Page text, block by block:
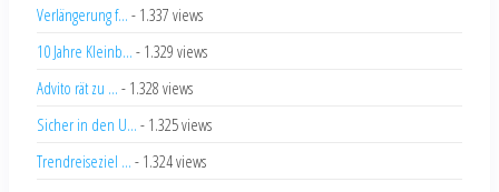
Verlängerung f... - 1.337 views
10 Jahre Kleinb... - 1.329 views
Advito rät zu ... - 1.328 views
Sicher in den U... - 1.325 views
Trendreiseziel ... - 1.324 views